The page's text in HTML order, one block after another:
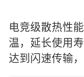
电竞级散热性
温，延长使用
达到闪速传输